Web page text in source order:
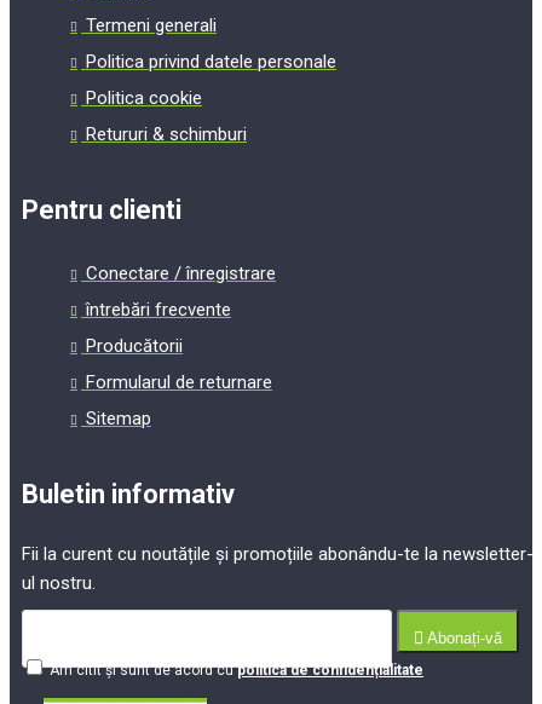
Termeni generali
Politica privind datele personale
Politica cookie
Retururi & schimburi
Pentru clienti
Conectare / înregistrare
întrebări frecvente
Producătorii
Formularul de returnare
Sitemap
Buletin informativ
Fii la curent cu noutățile și promoțiile abonându-te la newsletter-
ul nostru.
Abonați-vă
Am citit şi sunt de acord cupolitica de confidențialitate